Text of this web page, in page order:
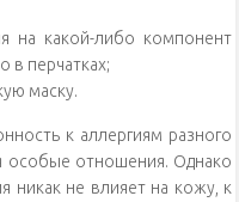
на какой-либо компонент
в перчатках;
маску.
к аллергиям разного
особые отношения. Однако
никак не влияет на кожу, к